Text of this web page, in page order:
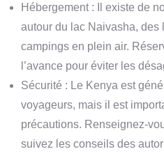
Hébergement : Il existe de
autour du lac Naivasha, des
campings en plein air.
l’avance pour éviter les
Sécurité : Le Kenya est
voyageurs, mais il est
précautions. Renseignez-
suivez les conseils des